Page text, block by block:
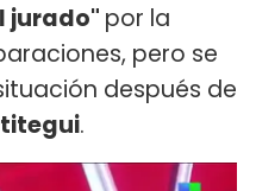
jurado" por la
pero se
después de
.